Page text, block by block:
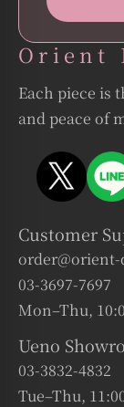
Orient
Each piece is
and peace of
Customer
03-3697-7697
Mon–Thu,
Ueno
03-3832-4832
Tue–Thu,